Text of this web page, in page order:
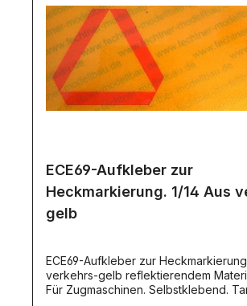
ECE69-Aufkleber zur
Heckmarkierung. 1/14 Aus
gelb
ECE69-Aufkleber zur
verkehrs-gelb reflektierendem
Für Zugmaschinen. Selbstklebend.